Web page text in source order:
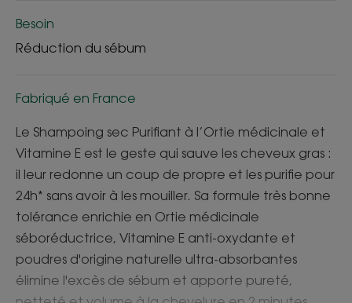
Besoin
Réduction du sébum
Fabriqué en France
Le Shampoing sec Purifiant à l’Ortie médicinale et
Vitamine E est le geste qui sauve les cheveux gras :
il leur redonne un coup de propre et les purifie pour
24h* sans avoir à les mouiller. Sa formule très bonne
tolérance enrichie en Ortie médicinale
séboréductrice, Vitamine E anti-oxydante et
poudres d'origine naturelle ultra-absorbantes
élimine l'excès de sébum et apporte pureté,